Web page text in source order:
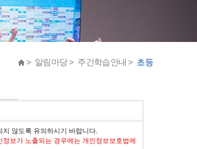
> 알림마당 > 주간학습안내 > 초등
않도록 유의하시기 바랍니다.
보가 노출되는 경우에는 개인정보보호법에